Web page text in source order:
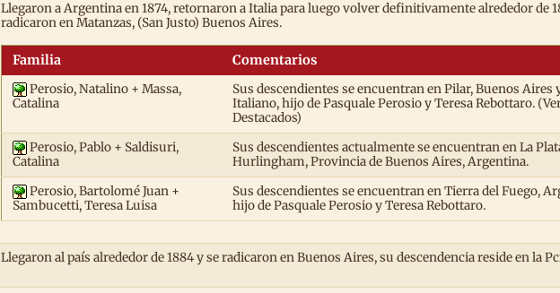
Llegaron a Argentina en 1874, retornaron a Italia para luego volver definitivamente alrededor de
radicaron en Matanzas, (San Justo) Buenos Aires.
Familia Comentarios
Perosio, Natalino + Massa,
Catalina
Sus descendientes se encuentran en Pilar, Buenos Aires
Italiano, hijo de Pasquale Perosio y Teresa Rebottaro.
Destacados)
Perosio, Pablo + Saldisuri,
Catalina
Sus descendientes actualmente se encuentran en La
Hurlingham, Provincia de Buenos Aires, Argentina.
Perosio, Bartolomé Juan +
Sambucetti, Teresa Luisa
Sus descendientes se encuentran en Tierra del Fuego,
hijo de Pasquale Perosio y Teresa Rebottaro.
Llegaron al país alrededor de 1884 y se radicaron en Buenos Aires, su descendencia reside en la